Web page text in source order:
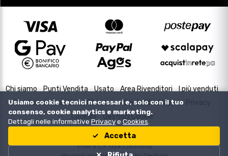
Chi siamo Punti Vendita Usato Area Rivenditori
I più venduti
Condizioni di vendita
Glossario Contatti Mappa
Privacy
Cookies
Gestisci Cookie
Copyright © 2000-2026
P.IVA e C.F. 02433630502
Usiamo cookie tecnici necessari e, solo con il tuo
consenso, cookie analytics e marketing.
Dettagli nelle informative Privacye Cookies.
Accetta